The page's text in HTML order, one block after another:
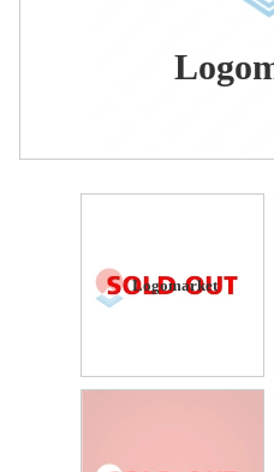
Logomarket